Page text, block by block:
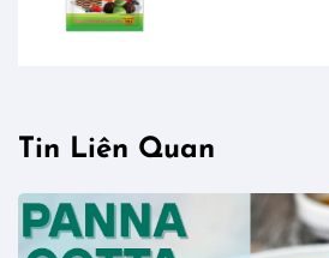
Tin Liên Quan